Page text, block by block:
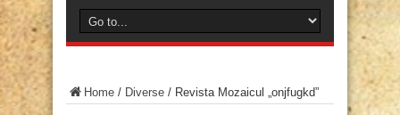
Home / Diverse / Revista Mozaicul „onjfugkd”